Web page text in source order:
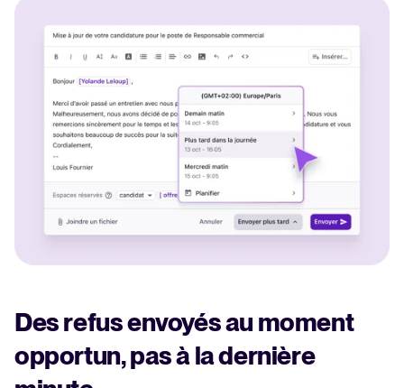
Des refus envoyés au moment
opportun, pas à la dernière